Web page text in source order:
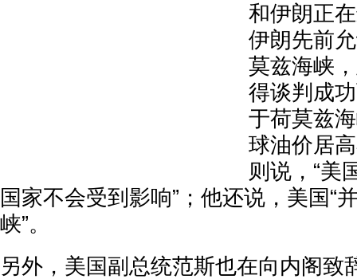
和伊朗正
伊朗先前
莫兹海峡
得谈判成
于荷莫兹
球油价居
则说，“美
国家不会受到影响”；他还说，美国“
峡”。
另外，美国副总统范斯也在向内阁致